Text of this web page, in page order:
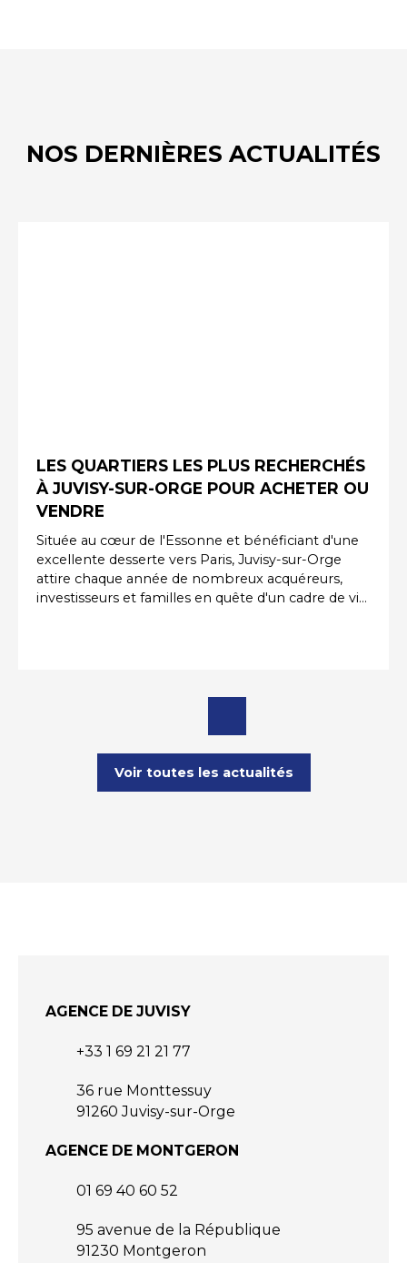
NOS DERNIÈRES ACTUALITÉS
LES QUARTIERS LES PLUS RECHERCHÉS
À JUVISY-SUR-ORGE POUR ACHETER OU
VENDRE
Située au cœur de l'Essonne et bénéficiant d'une
excellente desserte vers Paris, Juvisy-sur-Orge
attire chaque année de nombreux acquéreurs,
investisseurs et familles en quête d'un cadre de vie
immobilier, il est essentiel de connaître les
souhaitiez acheter, vendre ou investir, certains
quartiers bénéficient d'une attractivité
particulièrement forte sur le marché immobilier à
Juvisy-sur-Orge.
Voir toutes les actualités
AGENCE DE JUVISY
+33 1 69 21 21 77
36 rue Monttessuy
91260 Juvisy-sur-Orge
AGENCE DE MONTGERON
01 69 40 60 52
95 avenue de la République
91230 Montgeron